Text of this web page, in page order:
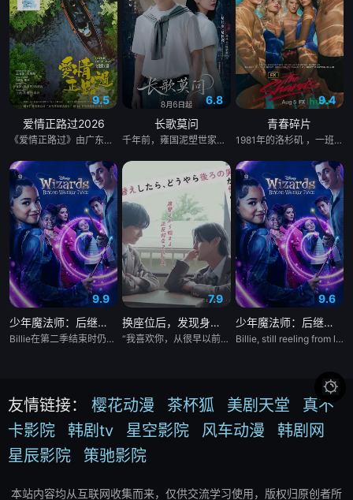
9.5
爱情正路过2026
《爱情正路过》由广东局选送，岭南文化传媒（广东）有限公司出品，10分钟*12集，取景地为云南昆明滇池、海埂大坝等，讲述了两个性格迥异、生活经历不同的都市青年男女，在昆明旅行中彼此治愈与成长的爱情故事，展现了昆明文旅、非遗、少数民族文化等元素。
6.8
长歌莫问
千年前，雍国泥塑世家楚门因进贡的“十二生肖”离奇流血炸裂，惨遭满门流放，楚父以死鸣冤。楚家大小姐楚梓鸢带着滔天恨意，在屠刀落地的瞬间，灵魂跨越千年，附身到了与她容貌一模一样的女大学生——楚长歌的身上。命运的齿轮再次转动... 重生后，她惊觉现任男友陈莫问竟与前世仇人南辰面貌如一。面对这张令她切齿又心动的“仇人脸”，楚梓鸢在复仇执念与现实温情间反复横跳，与陈莫问展开了一段亦敌亦友、极限拉扯的宿命羁绊。 与此同时，围绕楚门遗作“泥塑坐虎”的夺宝大战爆发，各方势力意图夺取其中暗藏的密集《天工开物》。在阴谋环伺的全国泥塑大赛中，面对对手的投毒陷害与技术封锁，楚长歌与陈莫问最终放下成见，携手破局。他们利用硬核化学原理强势拆穿延续千年的“流血”骗局，在惊险的博弈中不仅守护了家族命脉，更揭开了当年背叛背后的深情真相。最终，这份执念化为大爱，楚门非遗技艺在两人的共同守护下，跨越千年焕发出全新生机。
9.4
青春碎片
1981年的洛杉矶 ，一班精英名校的高中生原本过住灿烂生活，直至一位神秘转校生出现。与此同时，专门猎杀青少年的连环杀人魔“The Trawler”在市内肆虐，令似乎美好的青春岁月，瞬间变成挥之不去的梦...
9.9
少年魔法师：后继者第三季
Billie在第二季结束时仍然因失去Alex而感到震惊，她发现拯救母亲的唯一方法就是与失散多年的父亲团聚。当她的家人联合起来寻找亚历克斯时，比利意识到他们的联合力量是俄罗斯人击败困扰他们的邪恶的唯一途径。
7.9
换座位后，发现身后的男生好像喜欢我
“我喜欢你，从很早以前就开始了。” 从换座位开始⁉︎ 性格完全相反的两人，恋爱即将展开！！ “我喜欢你。” 极其平凡的高中生·间山晴（小西詠斗 饰），因从后排传过来的纸上写着一句告白而受到冲击。 没想到，写这句话的人竟是班上中心人物、超级大帅哥·朝宫光星（元之介 饰）。 “这不是写给我的吧？”虽然心里怀疑，但朝宫干脆地回答道：“就是写给间山的。” 不仅如此，他过分沉重的爱意还一天比一天升温！？ “我忍不住了，因为我已经忍耐很久了。” “我一直都想这样做。” 从开头到结尾，尊贵感MAX！！ 对爱情勇往直前的头号人气男生 × 超纯情懵懂男生的青春BL♡
9.6
少年魔法师：后继者 第三季
Billie, still reeling from losing Alex at the end of Season 2, discovers that the only way to rescue her mother is to reunite with her long-lost father. As her family bands together to find Alex, Billie realizes that their combined power is the only way the Russos can defeat the evil plaguing them.
友情链接： 樱花动漫 茶杯狐 美剧天堂
真不
卡影院
韩剧tv 星空影院 风车动漫
韩剧网
星辰影院
策驰影院
本站内容均从互联网收集而来，仅供交流学习使用，版权归原创者所
